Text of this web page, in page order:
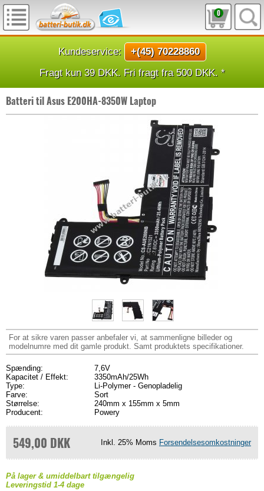
0
Kundeservice:
+(45) 70228860
Fragt kun 39 DKK. Fri fragt fra 500 DKK. *
Batteri til Asus E200HA-8350W Laptop
For at sikre varen passer anbefaler vi, at sammenligne billeder og
modelnumre med dit gamle produkt. Samt produktets specifikationer.
Spænding:
7,6V
Kapacitet / Effekt:
3350mAh/25Wh
Type:
Li-Polymer - Genopladelig
Farve:
Sort
Størrelse:
240mm x 155mm x 5mm
Producent:
Powery
549,00 DKK Inkl. 25% Moms Forsendelsesomkostninger
På lager & umiddelbart tilgængelig
Leveringstid 1-4 dage